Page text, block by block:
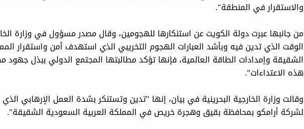
والاستقرار في المنطقة".
من جانبها عبرت دولة الكويت عن استنكارها للهجومين، وقال مصدر مسؤول في وزارة
الوقت الذي تدين فيه وبأشد العبارات الهجوم التخريبي الذي استهدف أمن واستقرار
الشقيقة وإمدادات الطاقة العالمية، فإنها تؤكد مطالبتها المجتمع الدولي ببذل جهود
هذه الاعتداءات".
وقالت وزارة الخارجية البحرينية في بيان، إنها "تدين وتستنكر بشدة العمل الإرهابي
لشركة أرامكو بمحافظة بقيق وهجرة خريص في المملكة العربية السعودية الشقيقة".